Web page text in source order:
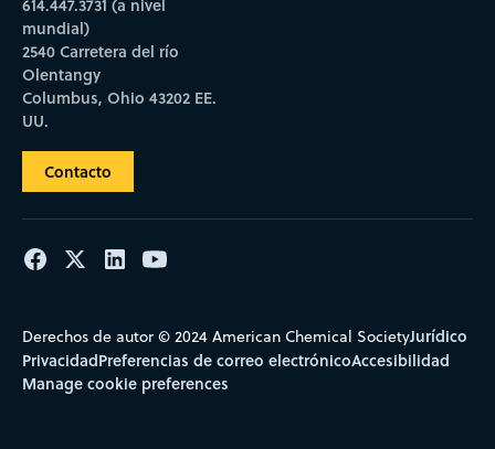
mundial)
2540 Carretera del río
Olentangy
Columbus, Ohio 43202 EE.
UU.
Contacto
Derechos de autor © 2024 American Chemical SocietyJurídico
PrivacidadPreferencias de correo electrónicoAccesibilidad
Manage cookie preferences